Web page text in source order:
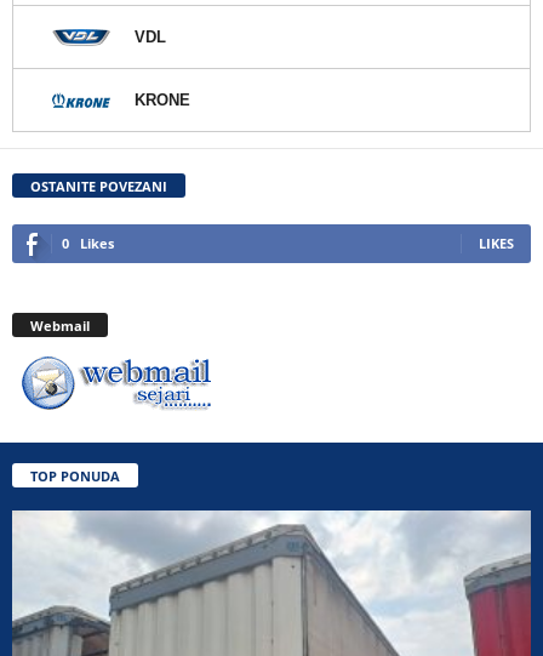
VDL
KRONE
OSTANITE POVEZANI
0 Likes LIKES
Webmail
TOP PONUDA